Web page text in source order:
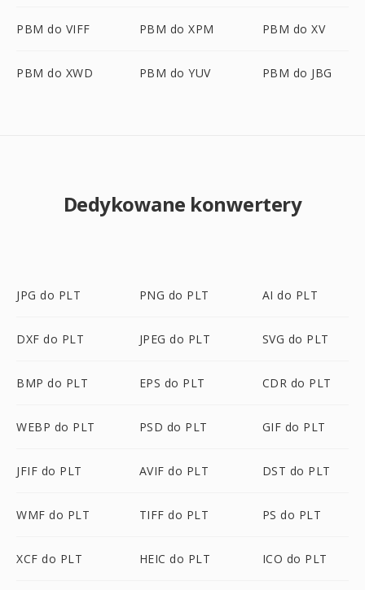
PBM do VIFF PBM do XPM PBM do XV
PBM do XWD PBM do YUV PBM do JBG
Dedykowane konwertery
JPG do PLT PNG do PLT AI do PLT
DXF do PLT JPEG do PLT SVG do PLT
BMP do PLT EPS do PLT CDR do PLT
WEBP do PLT PSD do PLT GIF do PLT
JFIF do PLT AVIF do PLT DST do PLT
WMF do PLT TIFF do PLT PS do PLT
XCF do PLT HEIC do PLT ICO do PLT